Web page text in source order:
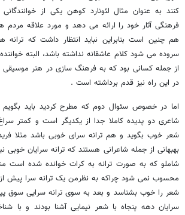
کنند به عنوان مثال لئونارد کوهن یکی از
فرهنگی آثار خود را ارائه می دهد و مورد علاقه
هم چنین است بنابراین نباید انتظار داشت که ترانه
سروده می شود کلام عاشقانه نداشته باشد، البته
از جمله کسانی بود که به فرهنگ سازی در هنر موسیقی
در این راه نیز قدم برداشته است .
اما در خصوص سئوال دوم که مطرح کردید باید بگویم
شاعری دو پدیده کاملا جدا از یکدیگر است و کمتر
شعر خوب بگوید و هم ترانه سرای خوبی باشد مثلا
بهبهانی از جمله شاعرانی هستند که ترانه سرایان خوبی
شاملو که به صورت ترانه به کرات خوانده شده است
محسوب نمی شود چراکه به نظرمن یک ترانه سرا پیش از
شعر را خوب بشناسد و بعد به سوی ترانه سرایی سوق
سرایان دهه پنجاه با شعر نیمایی آشنا بودند و با